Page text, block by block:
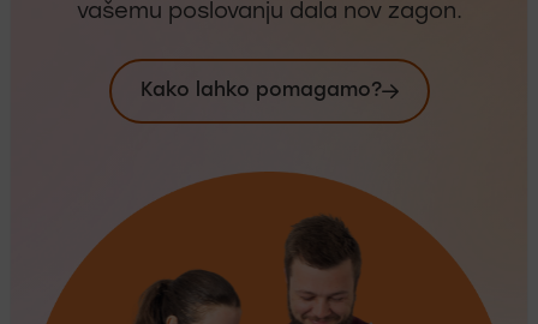
vašemu poslovanju dala nov zagon.
Kako lahko pomagamo?